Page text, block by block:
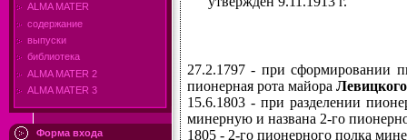
ALMA MATER
содержание
выпуски
библиотека
ALMA MATER 2
ALMA MATER 3
Форма входа
27.2.1797 - при сформировании
пионерная рота майора Левицкого
15.6.1803 - при разделении
минерную и названа 2-го
1805 - 2-го пионерного полка